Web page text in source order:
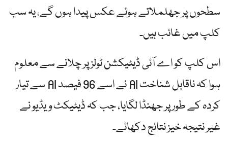
سطحوں پر جھلملاتے ہوئے عکس پیدا ہوں گے، یہ سب
کلپ میں غائب ہیں۔
اس کلپ کو اے آئی ڈیٹیکشن ٹولز پر چلانے سے معلوم
ہوا کہ ناقابل شناخت AI نے اسے 96 فیصد AI سے تیار
کردہ کے طور پر جھنڈا لگایا، جب کہ ڈیٹیکٹ ویڈیو نے
غیر نتیجہ خیز نتائج دکھائے۔